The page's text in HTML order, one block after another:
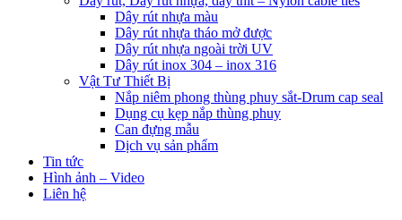
Dây rút nhựa màu
Dây rút nhựa tháo mở được
Dây rút nhựa ngoài trời UV
Dây rút inox 304 – inox 316
Vật Tư Thiết Bị
Nắp niêm phong thùng phuy sắt-Drum cap seal
Dụng cụ kẹp nắp thùng phuy
Can đựng mẫu
Dịch vụ sản phẩm
Tin tức
Hình ảnh – Video
Liên hệ